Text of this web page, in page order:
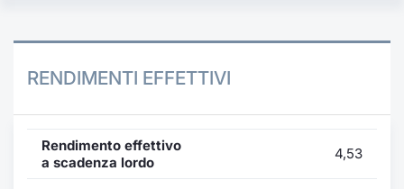
RENDIMENTI EFFETTIVI
Rendimento effettivo
a scadenza lordo
4,53